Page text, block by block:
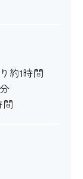
約1時間
間